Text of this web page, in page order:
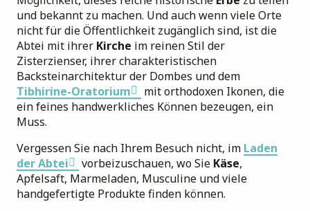
und bekannt zu machen. Und auch wenn viele Orte
nicht für die Öffentlichkeit zugänglich sind, ist die
Abtei mit ihrer Kirche im reinen Stil der
Zisterzienser, ihrer charakteristischen
Backsteinarchitektur der Dombes und dem
Tibhirine-Oratorium
mit orthodoxen Ikonen, die
ein feines handwerkliches Können bezeugen, ein
Muss.
Vergessen Sie nach Ihrem Besuch nicht, im Laden
der Abtei
vorbeizuschauen, wo Sie Käse,
Apfelsaft, Marmeladen, Musculine und viele
handgefertigte Produkte finden können.